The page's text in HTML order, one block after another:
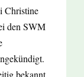
Christine
den SWM
bekannt